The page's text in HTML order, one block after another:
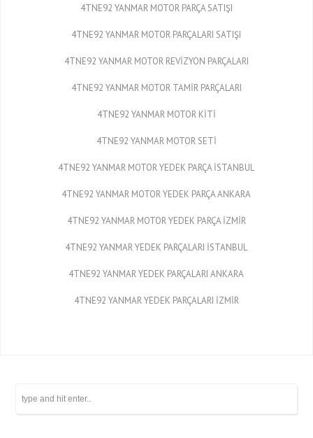
4TNE92 YANMAR MOTOR PARÇA SATIŞI
4TNE92 YANMAR MOTOR PARÇALARI SATIŞI
4TNE92 YANMAR MOTOR REVİZYON PARÇALARI
4TNE92 YANMAR MOTOR TAMİR PARÇALARI
4TNE92 YANMAR MOTOR KİTİ
4TNE92 YANMAR MOTOR SETİ
4TNE92 YANMAR MOTOR YEDEK PARÇA İSTANBUL
4TNE92 YANMAR MOTOR YEDEK PARÇA ANKARA
4TNE92 YANMAR MOTOR YEDEK PARÇA İZMİR
4TNE92 YANMAR YEDEK PARÇALARI İSTANBUL
4TNE92 YANMAR YEDEK PARÇALARI ANKARA
4TNE92 YANMAR YEDEK PARÇALARI İZMİR